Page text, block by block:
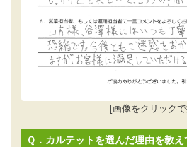
[画像をクリック
Ｑ．カルテットを選んだ理由を教